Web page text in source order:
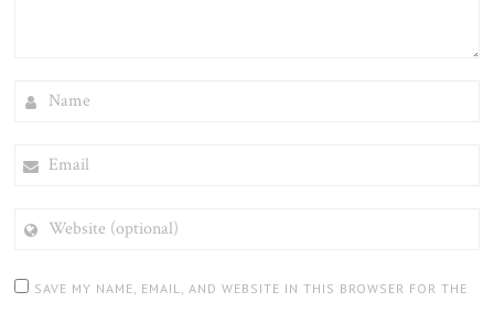
(OPTIONAL)
SAVE MY NAME, EMAIL, AND WEBSITE IN THIS BROWSER FOR THE